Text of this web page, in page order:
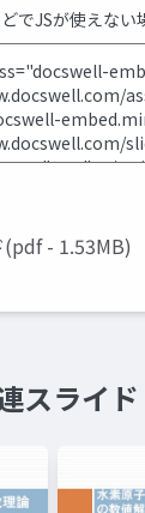
でJSが使えない
- 1.53MB)
スライド